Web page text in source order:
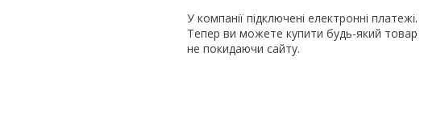
У компанії підключені електронні платежі.
Тепер ви можете купити будь-який товар
не покидаючи сайту.